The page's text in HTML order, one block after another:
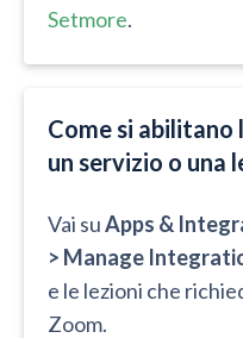
Setmore.
Come si abilitano
un servizio o una
Vai suApps &
> Manage
e le lezioni che
Zoom.